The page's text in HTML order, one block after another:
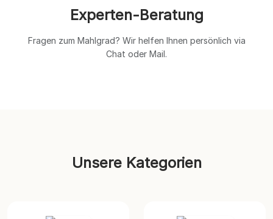
Experten-Beratung
Fragen zum Mahlgrad? Wir helfen Ihnen persönlich via
Chat oder Mail.
Unsere Kategorien